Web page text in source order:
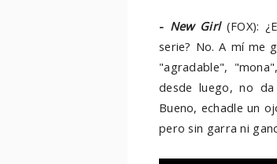
- New Girl(FOX):
serie? No. A mí me
"agradable",
desde luego, no da
Bueno, echadle un
pero sin garra ni